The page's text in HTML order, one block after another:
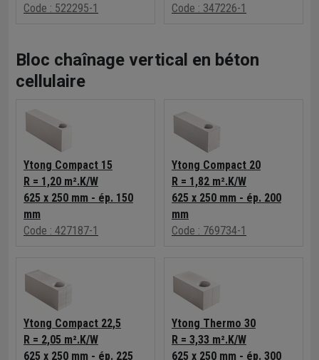
Code : 522295-1
Code : 347226-1
Bloc chaînage vertical en béton
cellulaire
Ytong Compact 15
R = 1,20 m².K/W
625 x 250 mm - ép. 150
mm
Code : 427187-1
Ytong Compact 20
R = 1,82 m².K/W
625 x 250 mm - ép. 200
mm
Code : 769734-1
Ytong Compact 22,5
R = 2,05 m².K/W
625 x 250 mm - ép. 225
Ytong Thermo 30
R = 3,33 m².K/W
625 x 250 mm - ép. 300